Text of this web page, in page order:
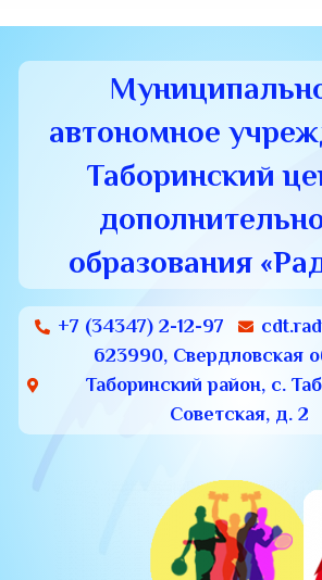
автономное
Таборинский
образования
+7 (34347) 2-12-97
623990, Свердловская
Таборинский район, с.
Советская, д. 2